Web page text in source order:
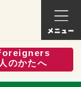
ームページ
くらし
のかたへ